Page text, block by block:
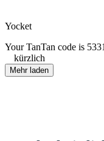
Yocket
Your TanTan code is
kürzlich
Mehr laden